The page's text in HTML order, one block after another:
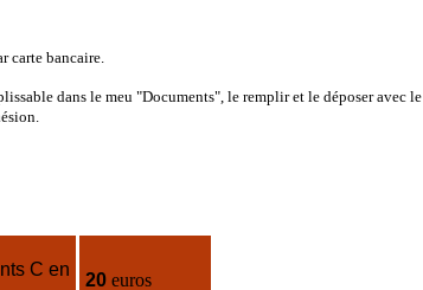
carte bancaire.
dans le meu "Documents", le remplir et le déposer avec le
C en
20 euros